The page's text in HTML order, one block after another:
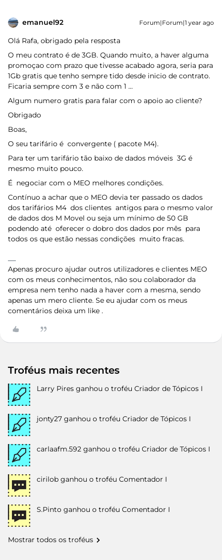
emanuel92 Forum|Forum|1 year ago
Olá Rafa, obrigado pela resposta
O meu contrato é de 3GB. Quando muito, a haver alguma
promoçao com prazo que tivesse acabado agora, seria para
1Gb gratis que tenho sempre tido desde inicio de contrato.
Ficaria sempre com 3 e não com 1 ...
Algum numero gratis para falar com o apoio ao cliente?
Obrigado
Boas,
O seu tarifário é convergente ( pacote M4).
Para ter um tarifário tão baixo de dados móveis 3G é
mesmo muito pouco.
É negociar com o MEO melhores condições.
Contínuo a achar que o MEO devia ter passado os dados
dos tarifários M4 dos clientes antigos para o mesmo valor
de dados dos M Movel ou seja um mínimo de 50 GB
podendo até oferecer o dobro dos dados por mês para
todos os que estão nessas condições muito fracas.
Apenas procuro ajudar outros utilizadores e clientes MEO
com os meus conhecimentos, não sou colaborador da
empresa nem tenho nada a haver com a mesma, sendo
apenas um mero cliente. Se eu ajudar com os meus
comentários deixa um like .
Troféus mais recentes
Larry Pires ganhou o troféu Criador de Tópicos I
jonty27 ganhou o troféu Criador de Tópicos I
carlaafm.592 ganhou o troféu Criador de Tópicos I
cirilob ganhou o troféu Comentador I
S.Pinto ganhou o troféu Comentador I
Mostrar todos os troféus